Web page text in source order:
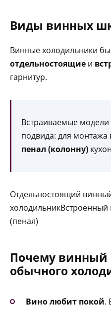
Виды винных
Винные холодильники
отдельностоящие и
гарнитур.
Встраиваемые модели
подвида: для монтажа
пенал (колонну)
Отдельностоящий
(пенал)
Почему
обычного
Вино любит покой.